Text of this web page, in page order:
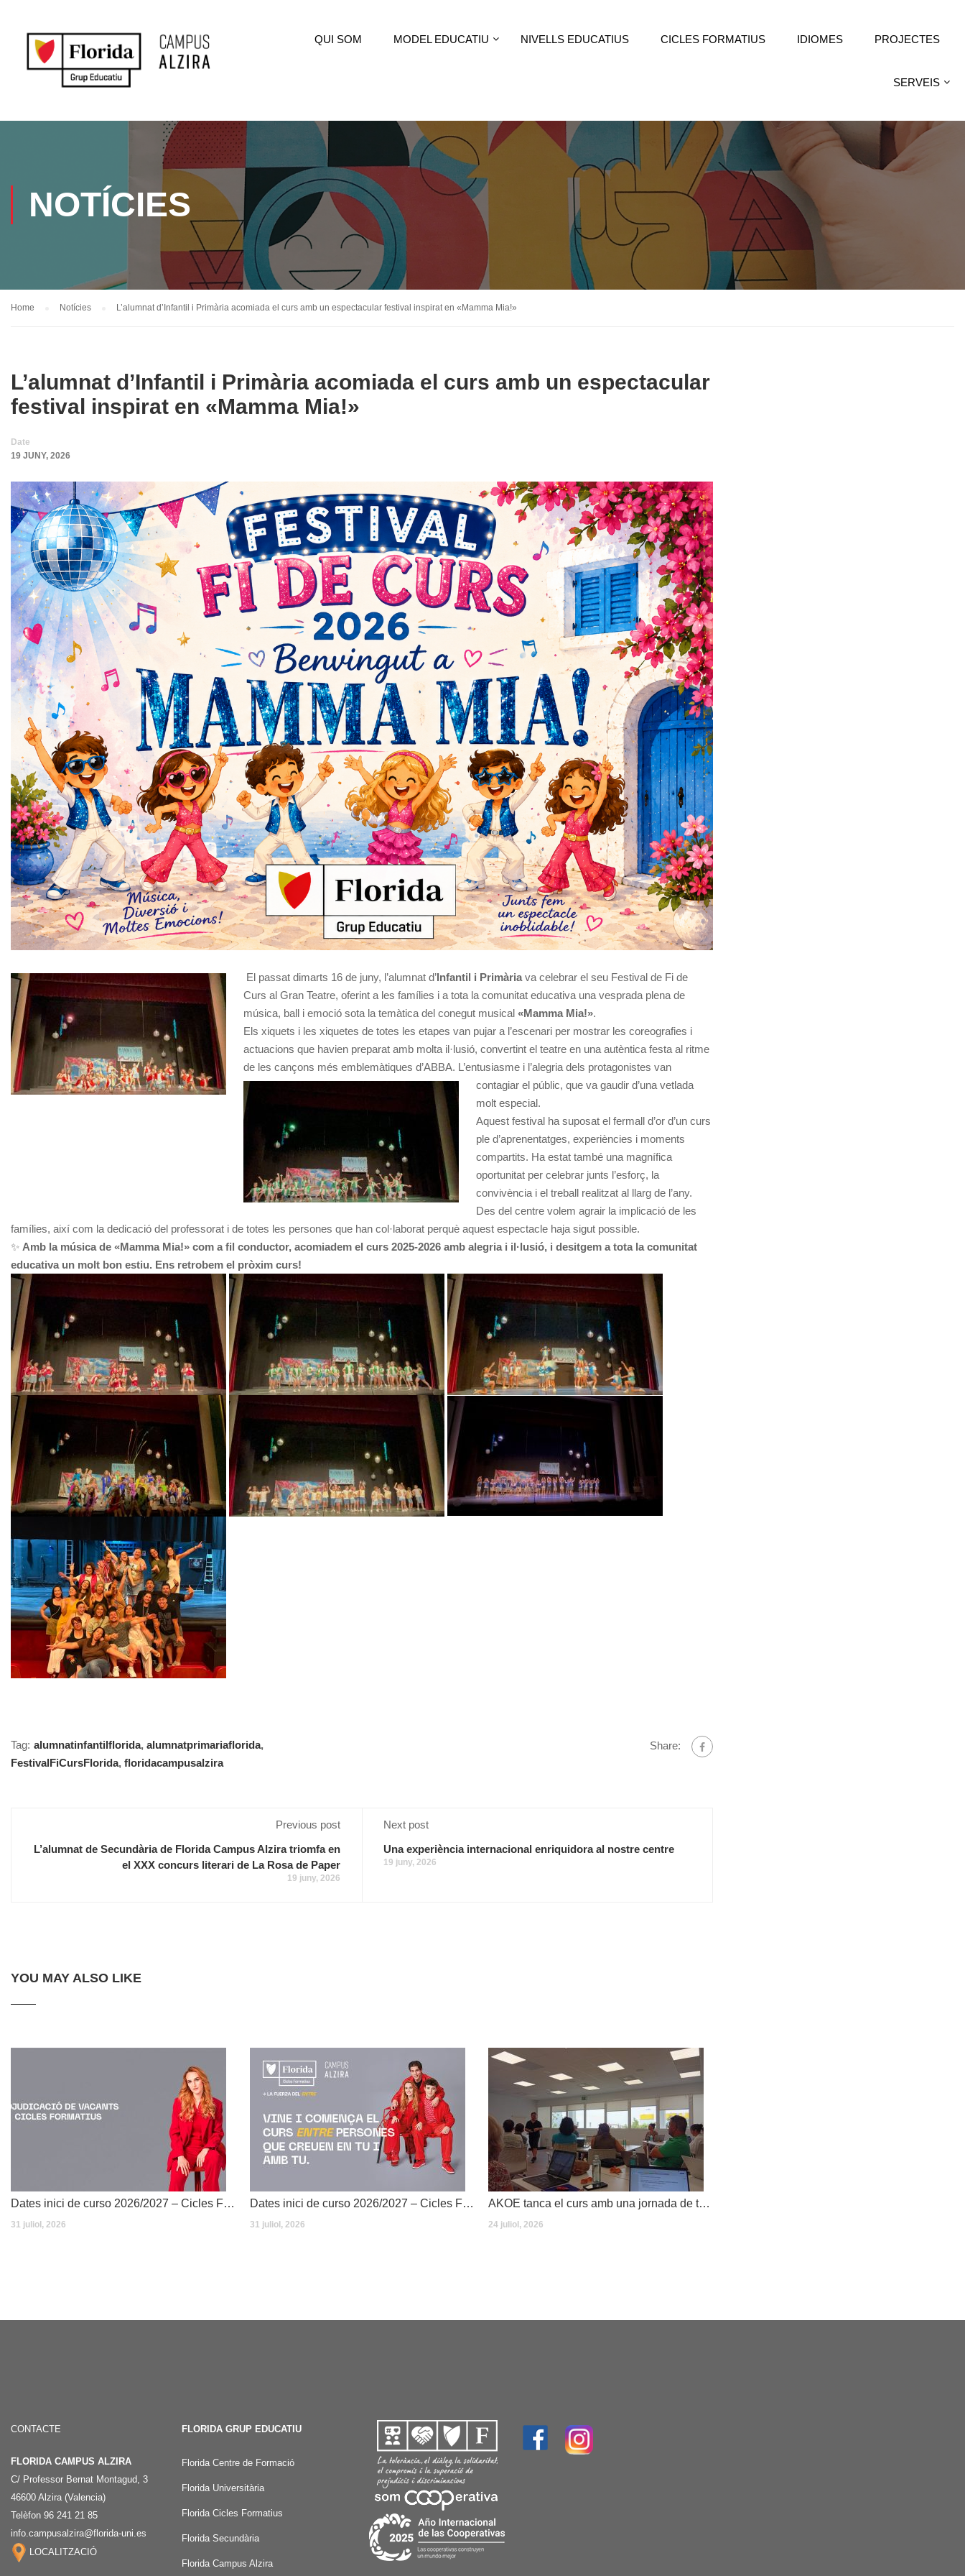
QUI SOM MODEL EDUCATIU NIVELLS EDUCATIUS CICLES FORMATIUS IDIOMES PROJECTES
SERVEIS
NOTÍCIES
Home Notícies L’alumnat d’Infantil i Primària acomiada el curs amb un espectacular festival inspirat en «Mamma Mia!»
L’alumnat d’Infantil i Primària acomiada el curs amb un espectacular
festival inspirat en «Mamma Mia!»
Date
19 JUNY, 2026
El passat dimarts 16 de juny, l’alumnat d’Infantil i Primària va celebrar el seu Festival de Fi de
Curs al Gran Teatre, oferint a les famílies i a tota la comunitat educativa una vesprada plena de
música, ball i emoció sota la temàtica del conegut musical «Mamma Mia!».
Els xiquets i les xiquetes de totes les etapes van pujar a l’escenari per mostrar les coreografies i
actuacions que havien preparat amb molta il·lusió, convertint el teatre en una autèntica festa al ritme
de les cançons més emblemàtiques d’ABBA. L’entusiasme i l’alegria dels protagonistes van
contagiar el públic, que va gaudir d’una vetlada
molt especial.
Aquest festival ha suposat el fermall d’or d’un curs
ple d’aprenentatges, experiències i moments
compartits. Ha estat també una magnífica
oportunitat per celebrar junts l’esforç, la
convivència i el treball realitzat al llarg de l’any.
Des del centre volem agrair la implicació de les
famílies, així com la dedicació del professorat i de totes les persones que han col·laborat perquè aquest espectacle haja sigut possible.
✨ Amb la música de «Mamma Mia!» com a fil conductor, acomiadem el curs 2025-2026 amb alegria i il·lusió, i desitgem a tota la comunitat
educativa un molt bon estiu. Ens retrobem el pròxim curs!
Tag: alumnatinfantilflorida, alumnatprimariaflorida,
FestivalFiCursFlorida, floridacampusalzira
Share:
Previous post
L’alumnat de Secundària de Florida Campus Alzira triomfa en
el XXX concurs literari de La Rosa de Paper
19 juny, 2026
Next post
Una experiència internacional enriquidora al nostre centre
19 juny, 2026
YOU MAY ALSO LIKE
Dates inici de curso 2026/2027 – Cicles Formatius
31 juliol, 2026
Dates inici de curso 2026/2027 – Cicles Formatius
31 juliol, 2026
AKOE tanca el curs amb una jornada de treball compartit i dona la benvinguda a una nova cooperativa
24 juliol, 2026
CONTACTE
FLORIDA CAMPUS ALZIRA
C/ Professor Bernat Montagud, 3
46600 Alzira (Valencia)
Telèfon 96 241 21 85
info.campusalzira@florida-uni.es
LOCALITZACIÓ
FLORIDA GRUP EDUCATIU
Florida Centre de Formació
Florida Universitària
Florida Cicles Formatius
Florida Secundària
Florida Campus Alzira